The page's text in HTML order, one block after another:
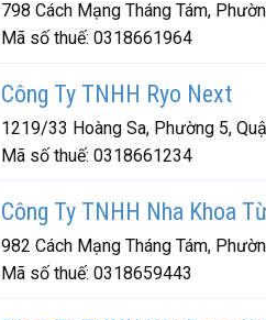
798 Cách Mạng Tháng Tám,
Mã số thuế: 0318661964
Công Ty TNHH Ryo Next
1219/33 Hoàng Sa, Phường 5,
Mã số thuế: 0318661234
Công Ty TNHH Nha Khoa
982 Cách Mạng Tháng Tám,
Mã số thuế: 0318659443